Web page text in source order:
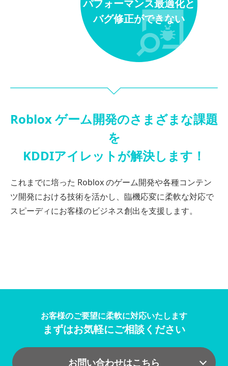
パフォーマンス最適化と
バグ修正ができない
Roblox ゲーム開発のさまざまな課題
を
KDDIアイレットが解決します！
これまでに培った Roblox のゲーム開発や各種コンテン
ツ開発における技術を活かし、 臨機応変に柔軟な対応で
スピーディにお客様のビジネス創出を支援します。
お客様のご要望に柔軟に対応いたします
まずはお気軽にご相談ください
お問い合わせはこちら